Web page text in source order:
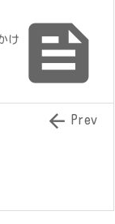

け
 Prev